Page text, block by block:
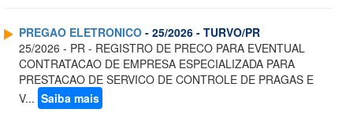
PREGAO ELETRONICO - 25/2026 - TURVO/PR
25/2026 - PR - REGISTRO DE PRECO PARA EVENTUAL
CONTRATACAO DE EMPRESA ESPECIALIZADA PARA
PRESTACAO DE SERVICO DE CONTROLE DE PRAGAS E
V... Saiba mais